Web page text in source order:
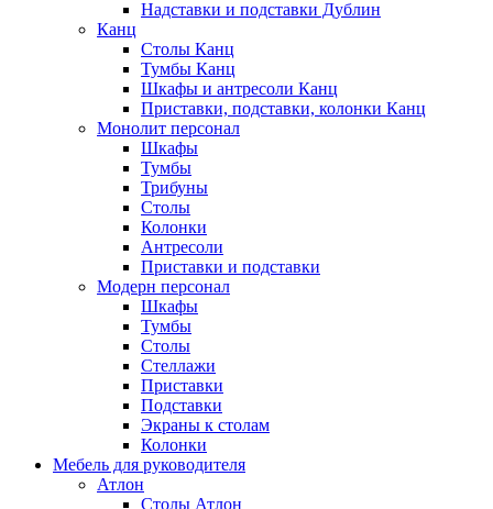
Надставки и подставки Дублин
Канц
Столы Канц
Тумбы Канц
Шкафы и антресоли Канц
Приставки, подставки, колонки Канц
Монолит персонал
Шкафы
Тумбы
Трибуны
Столы
Колонки
Антресоли
Приставки и подставки
Модерн персонал
Шкафы
Тумбы
Столы
Стеллажи
Приставки
Подставки
Экраны к столам
Колонки
Мебель для руководителя
Атлон
Столы Атлон